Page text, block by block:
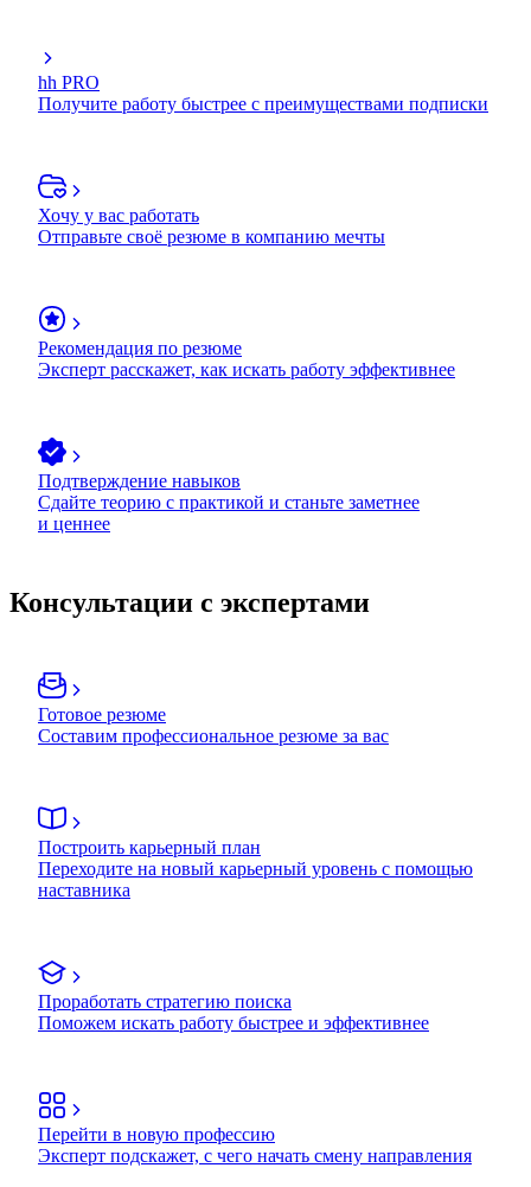
hh PRO
Получите работу быстрее с преимуществами подписки
Хочу у вас работать
Отправьте своё резюме в компанию мечты
Рекомендация по резюме
Эксперт расскажет, как искать работу эффективнее
Подтверждение навыков
Сдайте теорию с практикой и станьте заметнее
и ценнее
Консультации с экспертами
Готовое резюме
Составим профессиональное резюме за вас
Построить карьерный план
Переходите на новый карьерный уровень с помощью
наставника
Проработать стратегию поиска
Поможем искать работу быстрее и эффективнее
Перейти в новую профессию
Эксперт подскажет, с чего начать смену направления